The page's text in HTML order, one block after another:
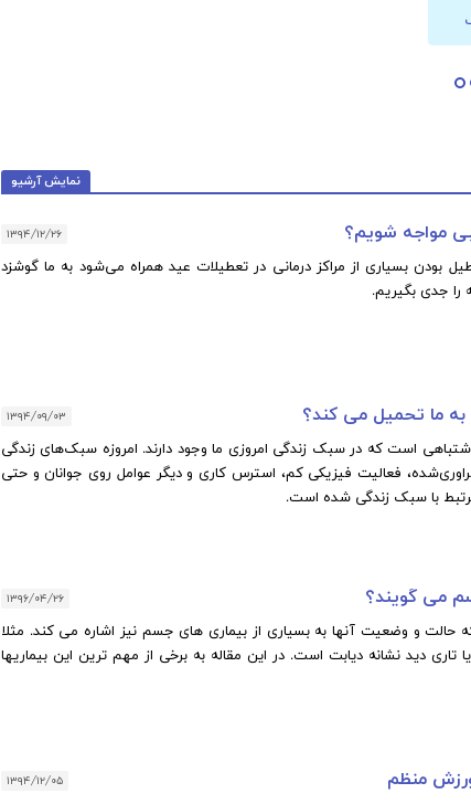
نمایش آرشیو
مواجه شویم؟ ۱۳۹۴/۱۲/۲۶
بودن بسیاری از مراکز درمانی در تعطیلات عید همراه می‌شود به ما گوشزد
را جدی‌ بگیریم.
ما تحمیل می کند؟ ۱۳۹۴/۰۹/۰۳
است که در سبک زندگی امروزی ما وجود دارند. امروزه سبک‌های زندگی
فعالیت فیزیکی کم، استرس کاری و دیگر عوامل روی جوانان و حتی
با سبک زندگی شده است.
می گویند؟ ۱۳۹۶/۰۴/۲۶
حالت و وضعیت آنها به بسیاری از بیماری های جسم نیز اشاره می کند. مثلا
دید نشانه دیابت است. در این مقاله به برخی از مهم ترین این بیماریها
منظم ۱۳۹۴/۱۲/۰۵
سفری به دنیای جنین، از لقاح تا
زایمان